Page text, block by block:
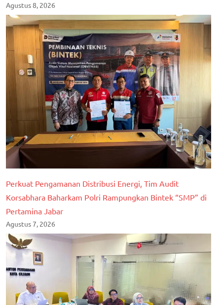
Agustus 8, 2026
Perkuat Pengamanan Distribusi Energi, Tim Audit
Korsabhara Baharkam Polri Rampungkan Bintek “SMP” di
Pertamina Jabar
Agustus 7, 2026